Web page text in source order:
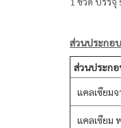
ส่วนประกอ
ส่วนประกอบ
แคลเซียม
แคลเซียม